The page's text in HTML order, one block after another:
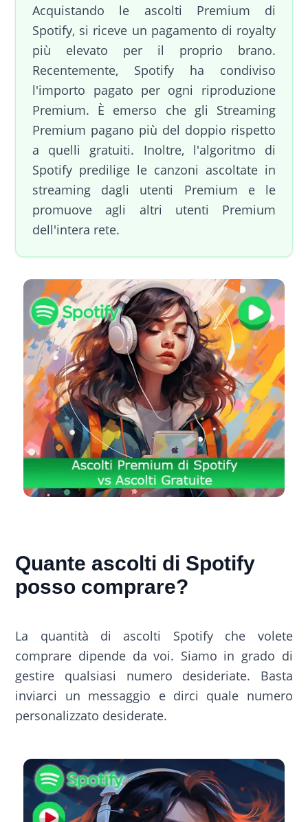
Acquistando le ascolti Premium di
Spotify, si riceve un pagamento di royalty
più elevato per il proprio brano.
Recentemente, Spotify ha condiviso
l'importo pagato per ogni riproduzione
Premium. È emerso che gli Streaming
Premium pagano più del doppio rispetto
a quelli gratuiti. Inoltre, l'algoritmo di
Spotify predilige le canzoni ascoltate in
streaming dagli utenti Premium e le
promuove agli altri utenti Premium
dell'intera rete.
Quante ascolti di Spotify
posso comprare?
La quantità di ascolti Spotify che volete
comprare dipende da voi. Siamo in grado di
gestire qualsiasi numero desideriate. Basta
inviarci un messaggio e dirci quale numero
personalizzato desiderate.